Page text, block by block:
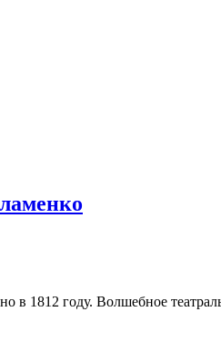
1812 году. Волшебное